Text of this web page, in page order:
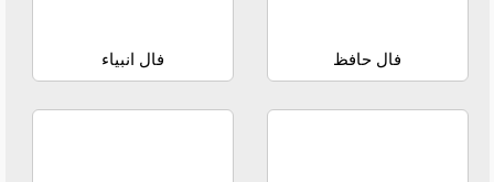
فال حافظ فال انبیاء